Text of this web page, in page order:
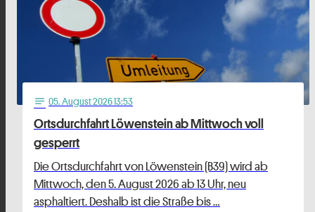
notes 05. August 2026 13:53
Ortsdurchfahrt Löwenstein ab Mittwoch voll
gesperrt
Die Ortsdurchfahrt von Löwenstein (B39) wird ab
Mittwoch, den 5. August 2026 ab 13 Uhr, neu
asphaltiert. Deshalb ist die Straße bis …